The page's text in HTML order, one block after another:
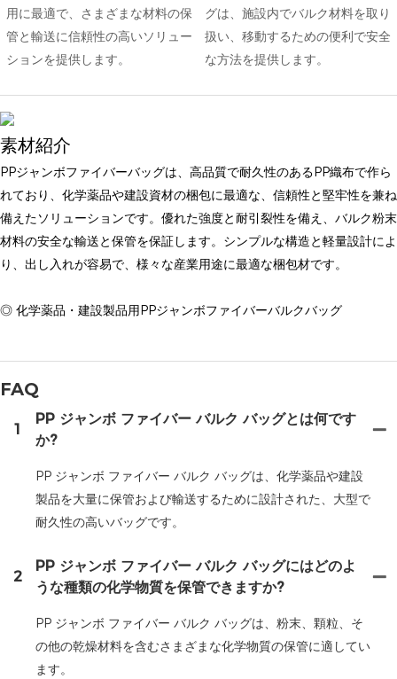
用に最適で、さまざまな材料の保
管と輸送に信頼性の高いソリュー
ションを提供します。
グは、施設内でバルク材料を取り
扱い、移動するための便利で安全
な方法を提供します。
素材紹介
PPジャンボファイバーバッグは、高品質で耐久性のあるPP織布で作ら
れており、化学薬品や建設資材の梱包に最適な、信頼性と堅牢性を兼ね
備えたソリューションです。優れた強度と耐引裂性を備え、バルク粉末
材料の安全な輸送と保管を保証します。シンプルな構造と軽量設計によ
り、出し入れが容易で、様々な産業用途に最適な梱包材です。
◎ 化学薬品・建設製品用PPジャンボファイバーバルクバッグ
FAQ
1
PP ジャンボ ファイバー バルク バッグとは何です
か?
PP ジャンボ ファイバー バルク バッグは、化学薬品や建設
製品を大量に保管および輸送するために設計された、大型で
耐久性の高いバッグです。
2
PP ジャンボ ファイバー バルク バッグにはどのよ
うな種類の化学物質を保管できますか?
PP ジャンボ ファイバー バルク バッグは、粉末、顆粒、そ
の他の乾燥材料を含むさまざまな化学物質の保管に適してい
ます。